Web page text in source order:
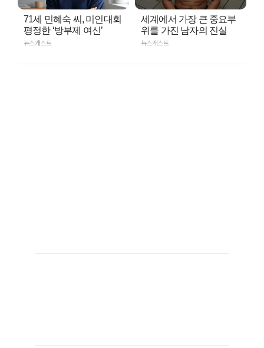
71세 민혜숙 씨, 미인대회
평정한 ‘방부제 여신’
뉴스캐스트
세계에서 가장 큰 중요부
위를 가진 남자의 진실
뉴스캐스트